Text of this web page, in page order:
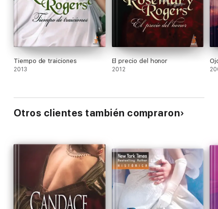
Tiempo de traiciones
2013
El precio del honor
2012
Otros clientes también compraron